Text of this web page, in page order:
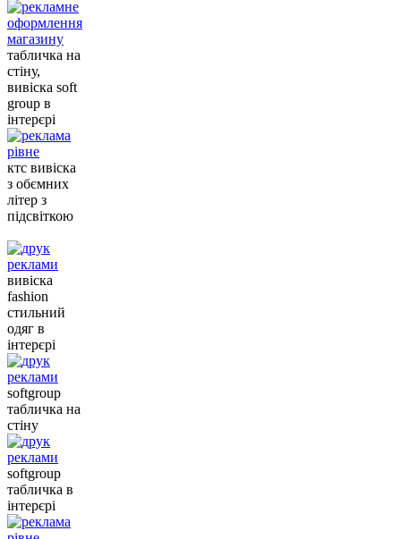
табличка на
стіну,
вивіска soft
group в
інтерєрі
ктс вивіска
з обємних
літер з
підсвіткою
вивіска
fashion
стильний
одяг в
інтерєрі
softgroup
табличка на
стіну
softgroup
табличка в
інтерєрі